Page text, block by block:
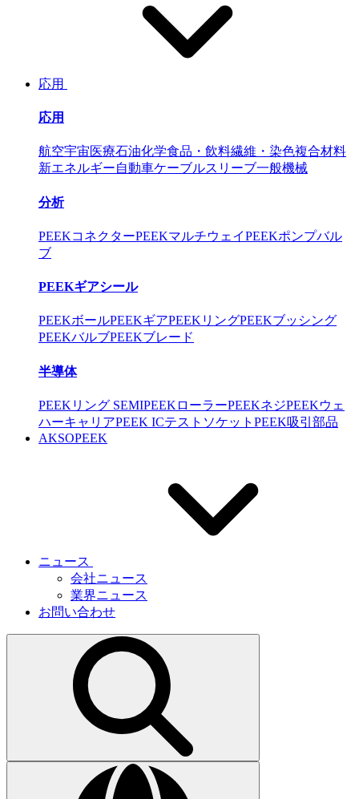
応用
応用
航空宇宙医療石油化学食品・飲料繊維・染色複合材料
新エネルギー自動車ケーブルスリーブ一般機械
分析
PEEKコネクターPEEKマルチウェイPEEKポンプバル
ブ
PEEKギアシール
PEEKボールPEEKギアPEEKリングPEEKブッシング
PEEKバルブPEEKブレード
半導体
PEEKリング SEMIPEEKローラーPEEKネジPEEKウェ
ハーキャリアPEEK ICテストソケット PEEK吸引部品
AKSOPEEK
ニュース
会社ニュース
業界ニュース
お問い合わせ